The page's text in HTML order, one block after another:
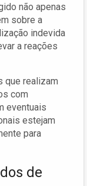
não apenas
sobre a
indevida
a reações
que realizam
com
eventuais
estejam
para
de